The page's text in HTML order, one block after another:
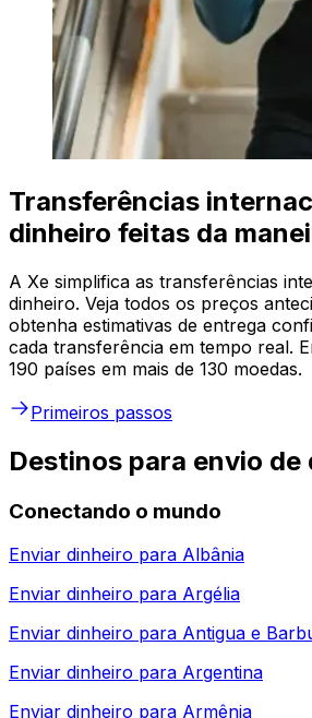
Transferências
dinheiro feitas da
A Xe simplifica as transferências
dinheiro. Veja todos os preços
obtenha estimativas de entrega
cada transferência em tempo real.
190 países em mais de 130 moedas.
Primeiros passos
Destinos para envio de
Conectando o mundo
Enviar dinheiro para Albânia
Enviar dinheiro para Argélia
Enviar dinheiro para Antigua e
Enviar dinheiro para Argentina
Enviar dinheiro para Armênia